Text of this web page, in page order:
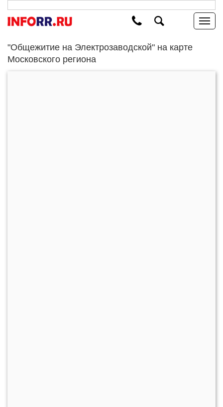
"Общежитие на Электрозаводской" на карте
Московского региона